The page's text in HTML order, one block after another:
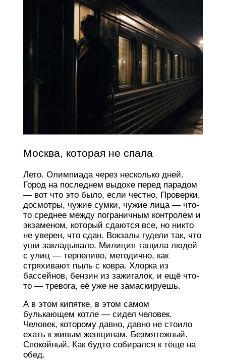
Москва, которая не спала
Лето. Олимпиада через несколько дней.
Город на последнем выдохе перед парадом
— вот что это было, если честно. Проверки,
досмотры, чужие сумки, чужие лица — что-
то среднее между пограничным контролем и
экзаменом, который сдаются все, но никто
не уверен, что сдан. Вокзалы гудели так, что
уши закладывало. Милиция тащила людей
с улиц — терпеливо, методично, как
стряхивают пыль с ковра. Хлорка из
бассейнов, бензин из зажигалок, и ещё что-
то — тревога, её уже не замаскируешь.
А в этом кипятке, в этом самом
булькающем котле — сидел человек.
Человек, которому давно, давно не стоило
ехать к живым женщинам. Безмятежный.
Спокойный. Как будто собирался к тёще на
обед.